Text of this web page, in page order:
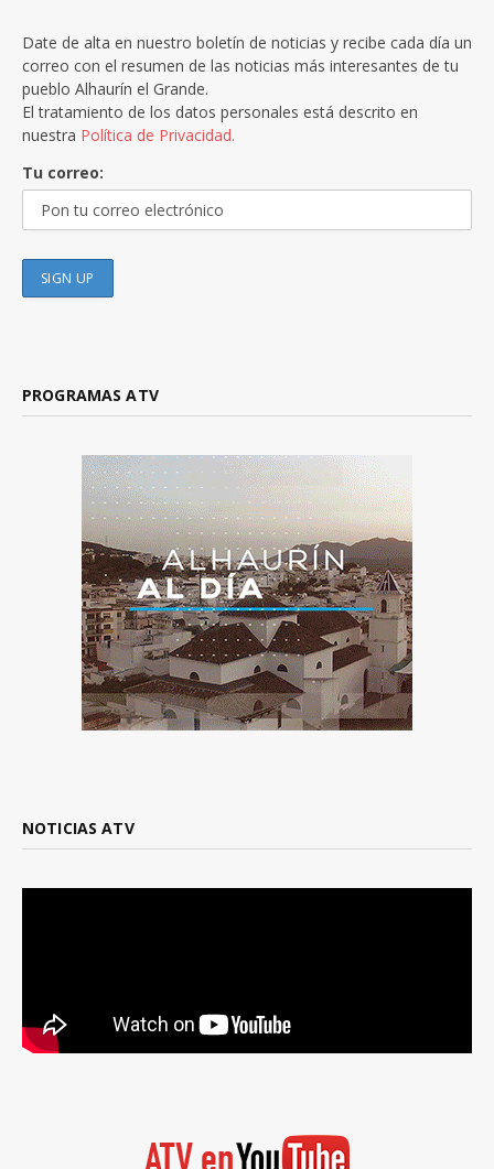
Date de alta en nuestro boletín de noticias y recibe cada día un
correo con el resumen de las noticias más interesantes de tu
pueblo Alhaurín el Grande.
El tratamiento de los datos personales está descrito en
nuestra Política de Privacidad.
Tu correo:
PROGRAMAS ATV
NOTICIAS ATV